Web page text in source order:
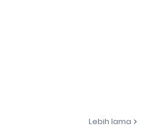
Lebih lama